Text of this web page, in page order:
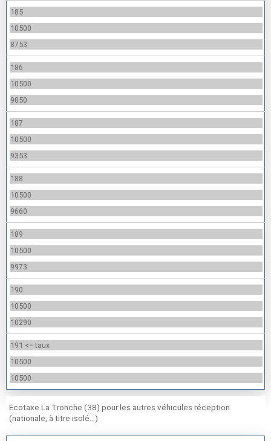
185
10500
8753
186
10500
9050
187
10500
9353
188
10500
9660
189
10500
9973
190
10500
10290
191 <= taux
10500
10500
Ecotaxe La Tronche (38) pour les autres véhicules réception
(nationale, à titre isolé…)